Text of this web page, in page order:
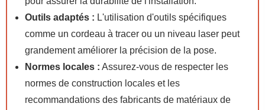
Outils adaptés : L'utilisation d'outils spécifiques
comme un cordeau à tracer ou un niveau laser peut
grandement améliorer la précision de la pose.
Normes locales : Assurez-vous de respecter les
normes de construction locales et les
recommandations des fabricants de matériaux de